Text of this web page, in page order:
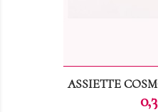
ASSIETTE